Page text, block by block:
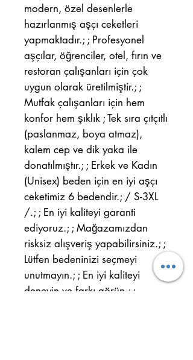
modern, özel desenlerle
hazırlanmış aşçı ceketleri
yapmaktadır.; ; Profesyonel
aşçılar, öğrenciler, otel, fırın ve
restoran çalışanları için çok
uygun olarak üretilmiştir.; ;
Mutfak çalışanları için hem
konfor hem şıklık ; Tek sıra çıtçıtlı
(paslanmaz, boya atmaz),
kalem cep ve dik yaka ile
donatılmıştır.; ; Erkek ve Kadın
(Unisex) beden için en iyi aşçı
ceketimiz 6 bedendir.; / S-3XL
/.; ; En iyi kaliteyi garanti
ediyoruz.; ; Mağazamızdan
risksiz alışveriş yapabilirsiniz.; ;
Lütfen bedeninizi seçmeyi
unutmayın.; ; En iyi kaliteyi
deneyin ve farkı görün.; ;